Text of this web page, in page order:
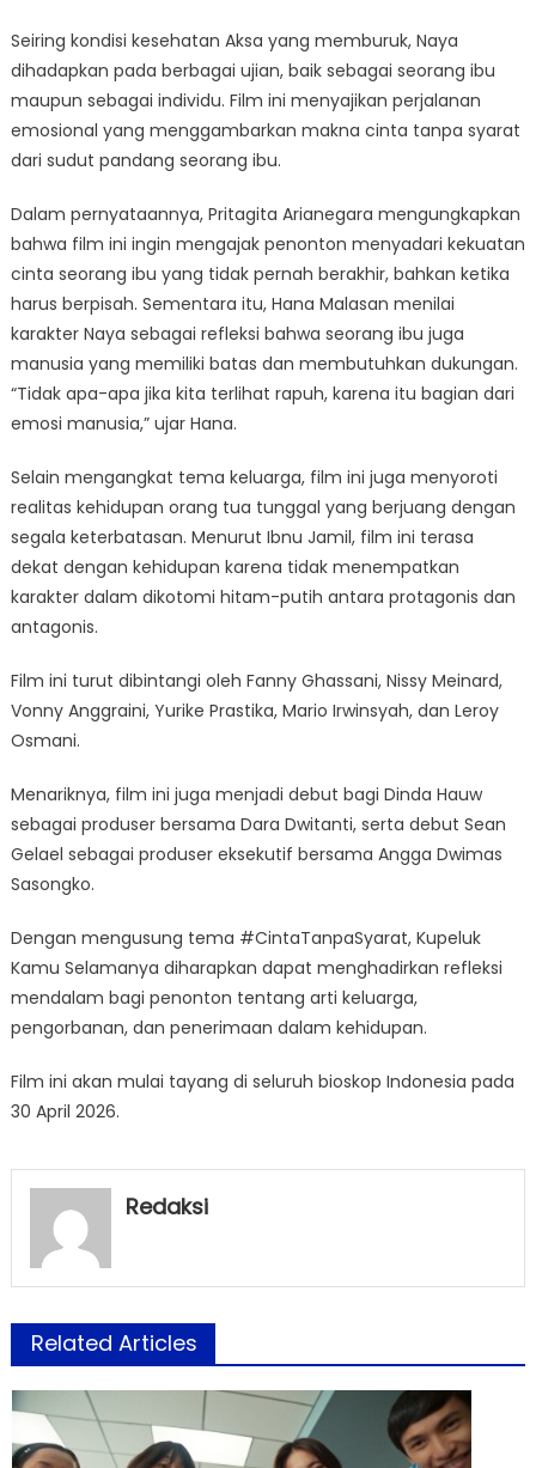
Seiring kondisi kesehatan Aksa yang memburuk, Naya
dihadapkan pada berbagai ujian, baik sebagai seorang ibu
maupun sebagai individu. Film ini menyajikan perjalanan
emosional yang menggambarkan makna cinta tanpa syarat
dari sudut pandang seorang ibu.
Dalam pernyataannya, Pritagita Arianegara mengungkapkan
bahwa film ini ingin mengajak penonton menyadari kekuatan
cinta seorang ibu yang tidak pernah berakhir, bahkan ketika
harus berpisah. Sementara itu, Hana Malasan menilai
karakter Naya sebagai refleksi bahwa seorang ibu juga
manusia yang memiliki batas dan membutuhkan dukungan.
“Tidak apa-apa jika kita terlihat rapuh, karena itu bagian dari
emosi manusia,” ujar Hana.
Selain mengangkat tema keluarga, film ini juga menyoroti
realitas kehidupan orang tua tunggal yang berjuang dengan
segala keterbatasan. Menurut Ibnu Jamil, film ini terasa
dekat dengan kehidupan karena tidak menempatkan
karakter dalam dikotomi hitam-putih antara protagonis dan
antagonis.
Film ini turut dibintangi oleh Fanny Ghassani, Nissy Meinard,
Vonny Anggraini, Yurike Prastika, Mario Irwinsyah, dan Leroy
Osmani.
Menariknya, film ini juga menjadi debut bagi Dinda Hauw
sebagai produser bersama Dara Dwitanti, serta debut Sean
Gelael sebagai produser eksekutif bersama Angga Dwimas
Sasongko.
Dengan mengusung tema #CintaTanpaSyarat, Kupeluk
Kamu Selamanya diharapkan dapat menghadirkan refleksi
mendalam bagi penonton tentang arti keluarga,
pengorbanan, dan penerimaan dalam kehidupan.
Film ini akan mulai tayang di seluruh bioskop Indonesia pada
30 April 2026.
Redaksi
Related Articles